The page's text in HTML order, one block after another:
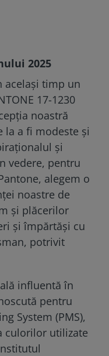
2025
același timp un
17-1230
noastră
la a fi modeste și
și
vedere, pentru
alegem o
noastre de
și plăcerilor
și împărtăși cu
potrivit
influentă în
pentru
System (PMS),
culorilor utilizate